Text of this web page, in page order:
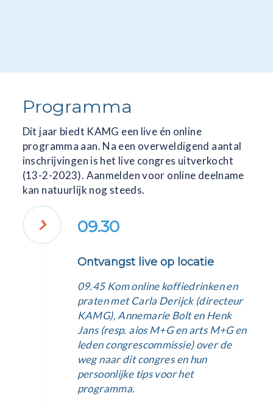
Programma
Dit jaar biedt KAMG een live én online
programma aan. Na een overweldigend aantal
inschrijvingen is het live congres uitverkocht
(13-2-2023). Aanmelden voor online deelname
kan natuurlijk nog steeds.
09.30
Ontvangst live op locatie
09.45 Kom online koffiedrinken en
praten met Carla Derijck (directeur
KAMG), Annemarie Bolt en Henk
Jans (resp. aios M+G en arts M+G en
leden congrescommissie) over de
weg naar dit congres en hun
persoonlijke tips voor het
programma.